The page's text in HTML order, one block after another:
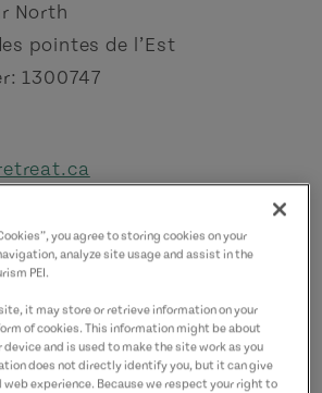
North
pointes de l’Est
1300747
you agree to storing cookies on your
analyze site usage and assist in the
PEI.
it may store or retrieve information on your
of cookies. This information might be about
device and is used to make the site work as you
does not directly identify you, but it can give
web experience. Because we respect your right to